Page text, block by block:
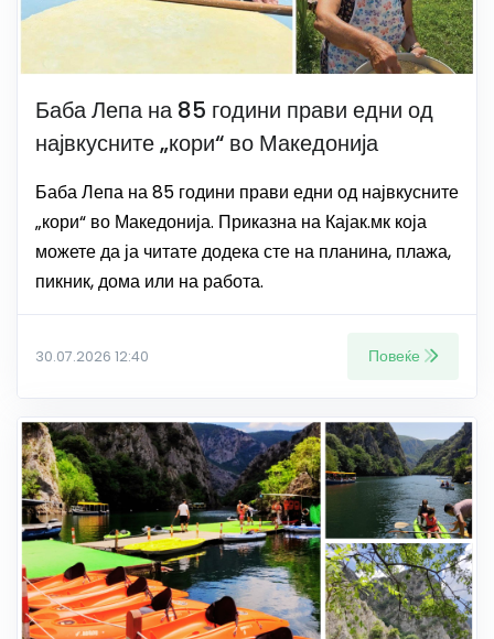
Баба Лепа на 85 години прави едни од
највкусните „кори“ во Македонија
Баба Лепа на 85 години прави едни од највкусните
„кори“ во Македонија. Приказна на Кајак.мк која
можете да ја читате додека сте на планина, плажа,
пикник, дома или на работа.
30.07.2026 12:40 Повеќе